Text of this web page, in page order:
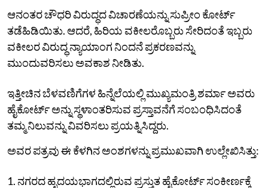
ಆನಂತರ ಚೌಧರಿ ವಿರುದ್ಧದ ವಿಚಾರಣೆಯನ್ನು ಸುಪ್ರೀಂ ಕೋರ್ಟ್
ತಡೆಹಿಡಿಯಿತು. ಆದರೆ, ಹಿರಿಯ ವಕೀಲರೊಬ್ಬರು ಸೇರಿದಂತೆ ಇಬ್ಬರು
ವಕೀಲರ ವಿರುದ್ಧ ನ್ಯಾಯಾಂಗ ನಿಂದನೆ ಪ್ರಕರಣವನ್ನು
ಮುಂದುವರಿಸಲು ಅವಕಾಶ ನೀಡಿತು.
ಇತ್ತೀಚಿನ ಬೆಳವಣಿಗೆಗಳ ಹಿನ್ನೆಲೆಯಲ್ಲಿ ಮುಖ್ಯಮಂತ್ರಿ ಶರ್ಮಾ ಅವರು
ಹೈಕೋರ್ಟ್ ಅನ್ನು ಸ್ಥಳಾಂತರಿಸುವ ಪ್ರಸ್ತಾವನೆಗೆ ಸಂಬಂಧಿಸಿದಂತೆ
ತಮ್ಮ ನಿಲುವನ್ನು ವಿವರಿಸಲು ಪ್ರಯತ್ನಿಸಿದ್ದರು.
ಅವರ ಪತ್ರವು ಈ ಕೆಳಗಿನ ಅಂಶಗಳನ್ನು ಪ್ರಮುಖವಾಗಿ ಉಲ್ಲೇಖಿಸಿತ್ತು:
1. ನಗರದ ಹೃದಯಭಾಗದಲ್ಲಿರುವ ಪ್ರಸ್ತುತ ಹೈಕೋರ್ಟ್ ಸಂಕೀರ್ಣಕ್ಕೆ